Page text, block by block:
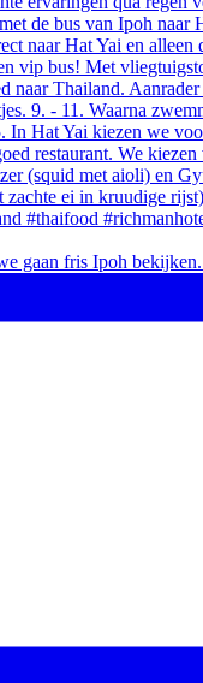
gaan fris Ipoh